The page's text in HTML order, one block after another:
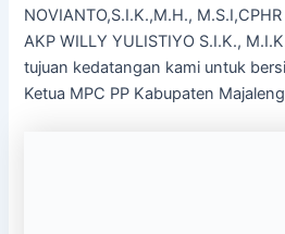
NOVIANTO,S.I.K.,M.H.,
AKP WILLY YULISTIYO S.I.K.,
tujuan kedatangan kami untuk
Ketua MPC PP Kabupaten